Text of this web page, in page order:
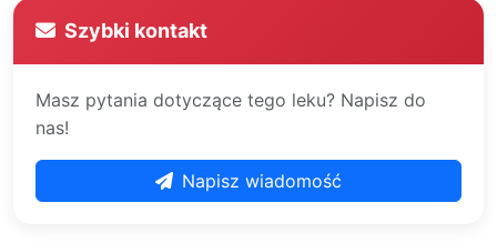
Szybki kontakt
Masz pytania dotyczące tego leku? Napisz do
nas!
Napisz wiadomość